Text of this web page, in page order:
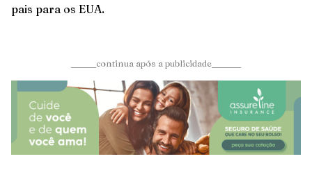
pais para os EUA.
______continua após a publicidade_______